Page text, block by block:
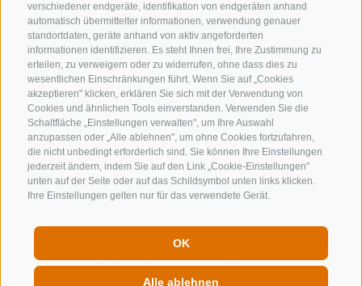
verschiedener endgeräte, identifikation von endgeräten anhand
automatisch übermittelter informationen, verwendung genauer
standortdaten, geräte anhand von aktiv angeforderten
informationen identifizieren. Es steht Ihnen frei, Ihre Zustimmung zu
erteilen, zu verweigern oder zu widerrufen, ohne dass dies zu
wesentlichen Einschränkungen führt. Wenn Sie auf „Cookies
akzeptieren" klicken, erklären Sie sich mit der Verwendung von
Cookies und ähnlichen Tools einverstanden. Verwenden Sie die
Schaltfläche „Einstellungen verwalten", um Ihre Auswahl
anzupassen oder „Alle ablehnen", um ohne Cookies fortzufahren,
die nicht unbedingt erforderlich sind. Sie können Ihre Einstellungen
jederzeit ändern, indem Sie auf den Link „Cookie-Einstellungen"
unten auf der Seite oder auf das Schildsymbol unten links klicken.
Ihre Einstellungen gelten nur für das verwendete Gerät.
OK
Alle ablehnen
NEWSLETTER
Bleib am Laufenden
Newsletter Anmelden
IMPRESSUM
MwSt. IT00167870211 - Str. Nr. 81000090217